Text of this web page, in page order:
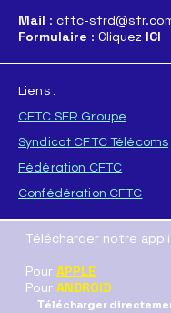
Mail : cftc-
Formulaire : Cliquez ICI
Liens :
CFTC SFR Groupe
Syndicat CFTC Télécoms
Fédération CFTC
Confédération CFTC
Télécharger notre
Pour APPLE
Pour ANDROID
Télécharger